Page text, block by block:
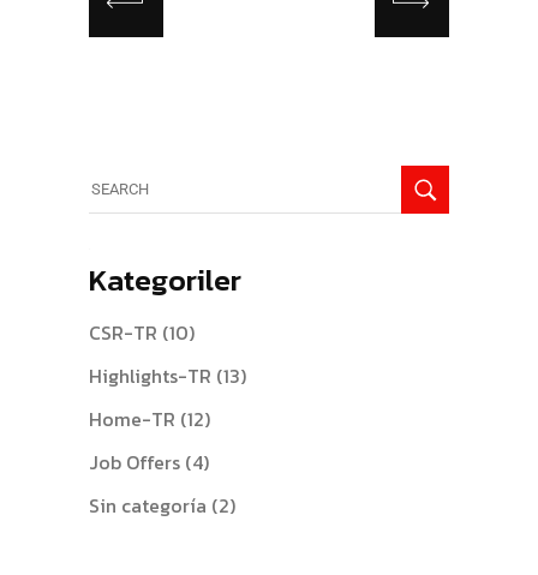
Kategoriler
CSR-TR (10)
Highlights-TR (13)
Home-TR (12)
Job Offers (4)
Sin categoría (2)